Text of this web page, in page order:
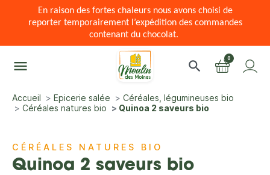
En raison des fortes chaleurs nous avons choisi de
reporter temporairement l’expédition des commandes
contenant du chocolat.
menu search 0
Accueil Epicerie salée
Céréales, légumineuses bio
Céréales natures bio
Quinoa 2 saveurs bio
CÉRÉALES NATURES BIO
Quinoa 2 saveurs bio